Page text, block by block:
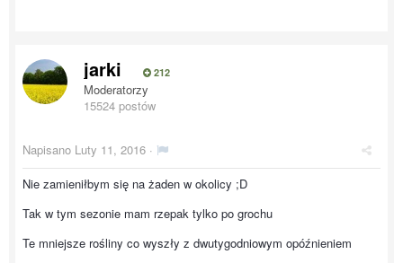
jarki 212
Moderatorzy
15524 postów
Napisano Luty 11, 2016 ·
Nie zamieniłbym się na żaden w okolicy ;D
Tak w tym sezonie mam rzepak tylko po grochu
Te mniejsze rośliny co wyszły z dwutygodniowym opóźnieniem